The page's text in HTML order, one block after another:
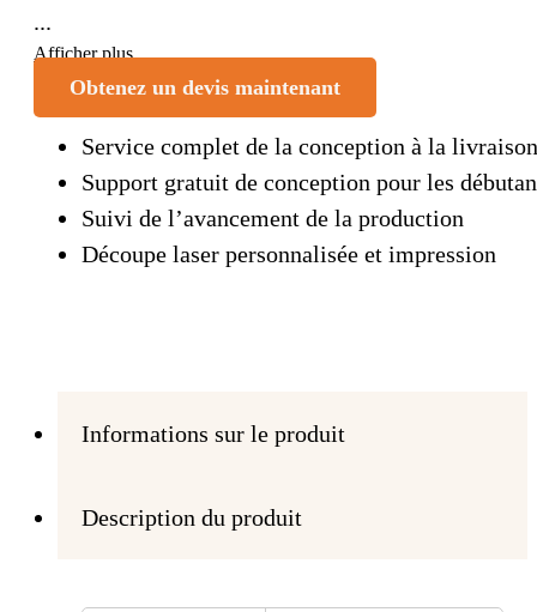
...
Afficher plus
Obtenez un devis maintenant
Service complet de la conception à la livraison
Support gratuit de conception pour les
Suivi de l’avancement de la production
Découpe laser personnalisée et impression
Informations sur le produit
Description du produit